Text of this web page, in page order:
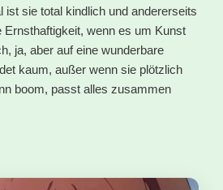
ist sie total kindlich und andererseits
Ernsthaftigkeit, wenn es um Kunst
ja, aber auf eine wunderbare
kaum, außer wenn sie plötzlich
boom, passt alles zusammen